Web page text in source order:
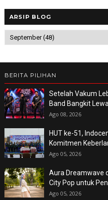
ARSIP BLOG
BERITA PILIHAN
Setelah Vakum
Band Bangkit
Ago 08, 2026
HUT ke-51,
Komitmen
Ago 05, 2026
Aura Dreamwave
City Pop untuk
Ago 05, 2026